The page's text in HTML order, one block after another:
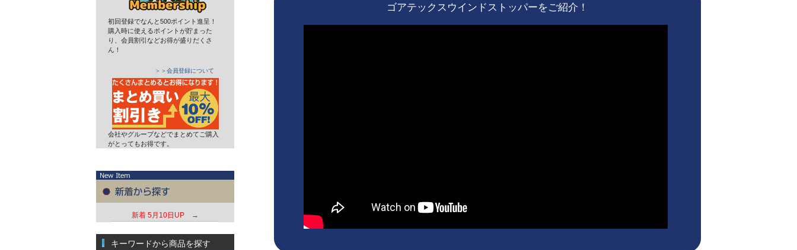
初回登録でなんと500ポイント進呈！
購入時に使えるポイントが貯まった
り、会員割引などお得が盛りだくさ
ん！
＞＞会員登録について
会社やグループなどでまとめてご購入
がとってもお得です。
新着 5月10日UP →
キーワードから商品を探す
ゴアテックスウインドストッパーをご紹介！